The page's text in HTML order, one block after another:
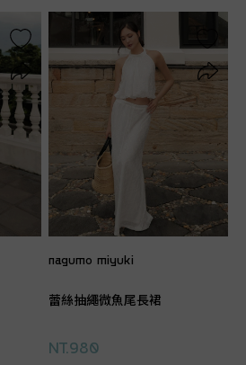
nagumo miyuki
蕾絲抽繩微魚尾長裙
NT.980